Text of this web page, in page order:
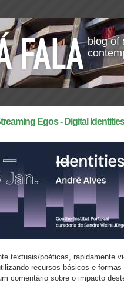
blog of
Egos - Digital Identities
textuais/poéticas, rapidamente
recursos básicos e
comentário sobre o impacto